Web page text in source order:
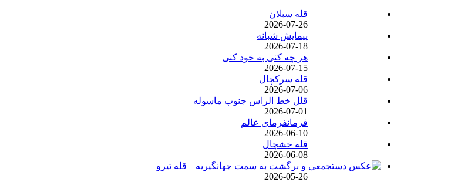
قله سبلان
2026-07-26
پیمایش شبانه
2026-07-18
هر چه کنی به خود کنی
2026-07-15
قله سرکچال
2026-07-06
قلل خط الراس جنوب ماسوله
2026-07-01
فرمانفرمای عالم
2026-06-10
قله خشچال
2026-06-08
قله تیرو
2026-05-26